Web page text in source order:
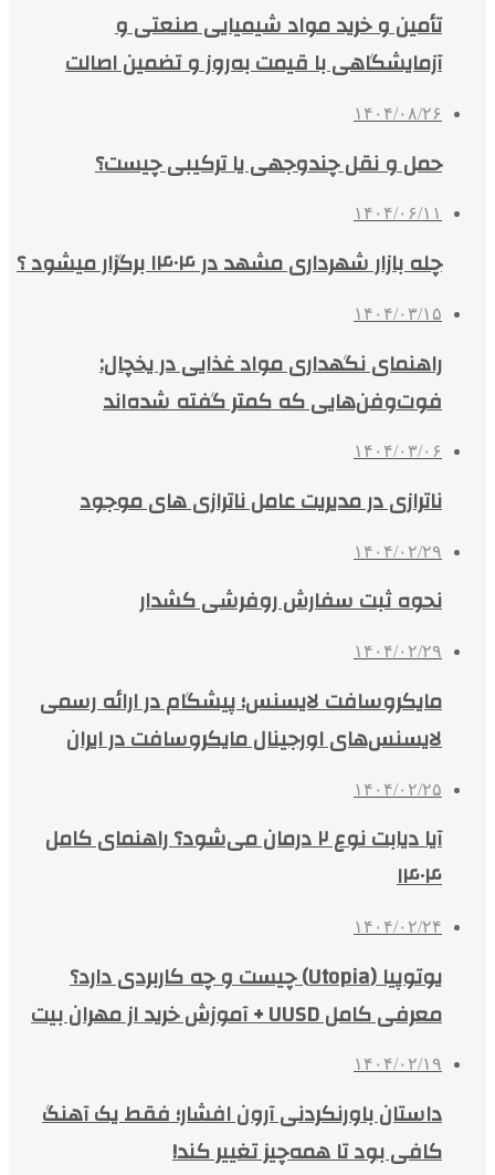
تأمین و خرید مواد شیمیایی صنعتی و
آزمایشگاهی با قیمت به‌روز و تضمین اصالت
۱۴۰۴/۰۸/۲۶
حمل و نقل چندوجهی یا ترکیبی چیست؟
۱۴۰۴/۰۶/۱۱
چله بازار شهرداری مشهد در ۱۴۰۴ برگزار میشود ؟
۱۴۰۴/۰۳/۱۵
راهنمای نگهداری مواد غذایی در یخچال:
فوت‌وفن‌هایی که کمتر گفته شده‌اند
۱۴۰۴/۰۳/۰۶
ناترازی در مدیریت عامل ناترازی های موجود
۱۴۰۴/۰۲/۲۹
نحوه ثبت سفارش روفرشی کشدار
۱۴۰۴/۰۲/۲۹
مایکروسافت لایسنس؛ پیشگام در ارائه رسمی
لایسنس‌های اورجینال مایکروسافت در ایران
۱۴۰۴/۰۲/۲۵
آیا دیابت نوع ۲ درمان می‌شود؟ راهنمای کامل
۱۴۰۴
۱۴۰۴/۰۲/۲۴
یوتوپیا (Utopia) چیست و چه کاربردی دارد؟
معرفی کامل UUSD + آموزش خرید از مهران بیت
۱۴۰۴/۰۲/۱۹
داستان باورنکردنی آرون افشار؛ فقط یک آهنگ
کافی بود تا همه‌چیز تغییر کند!